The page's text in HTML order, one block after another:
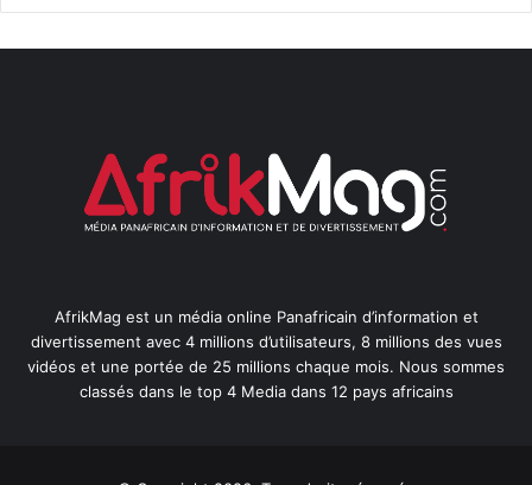
AfrikMag est un média online Panafricain d’information et
divertissement avec 4 millions d’utilisateurs, 8 millions des vues
vidéos et une portée de 25 millions chaque mois. Nous sommes
classés dans le top 4 Media dans 12 pays africains